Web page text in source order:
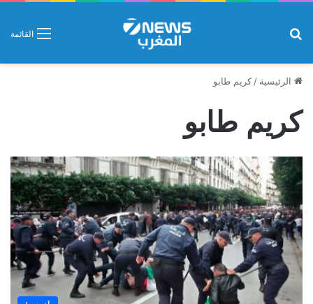
القائمة
الرئيسية / كريم طابو
كريم طابو